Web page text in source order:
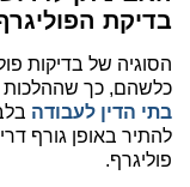
בדיקת
הסוגיה של בדיקות
כלשהם, כך שההלכות
בתי הדין לעבודה
להתיר באופן גורף
פוליגרף.